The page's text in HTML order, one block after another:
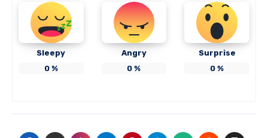
Sleepy
0%
Angry
0 %
Surprise
0 %